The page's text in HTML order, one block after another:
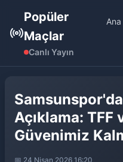
Popüler
Maçlar
Canlı Yayın
Açıklama: TFF
Güvenimiz
📅 24 Nisan 2026 16:20